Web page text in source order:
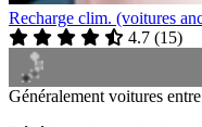
Recharge clim. (voitures
4.7 (15)
Généralement voitures